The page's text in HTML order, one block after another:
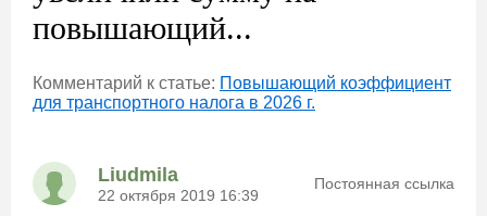
повышающий...
Комментарий к статье: Повышающий коэффициент
для транспортного налога в 2026 г.
Liudmila
22 октября 2019 16:39
Постоянная ссылка